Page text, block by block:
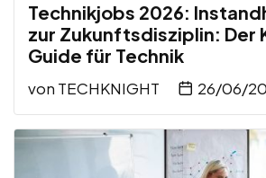
Technikjobs 2026:
zur Zukunftsdisziplin: Der
Guide für Technik
von TECHKNIGHT 26/06/